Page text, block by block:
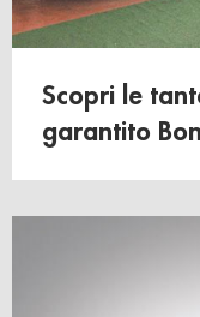
Scopri le
garantito